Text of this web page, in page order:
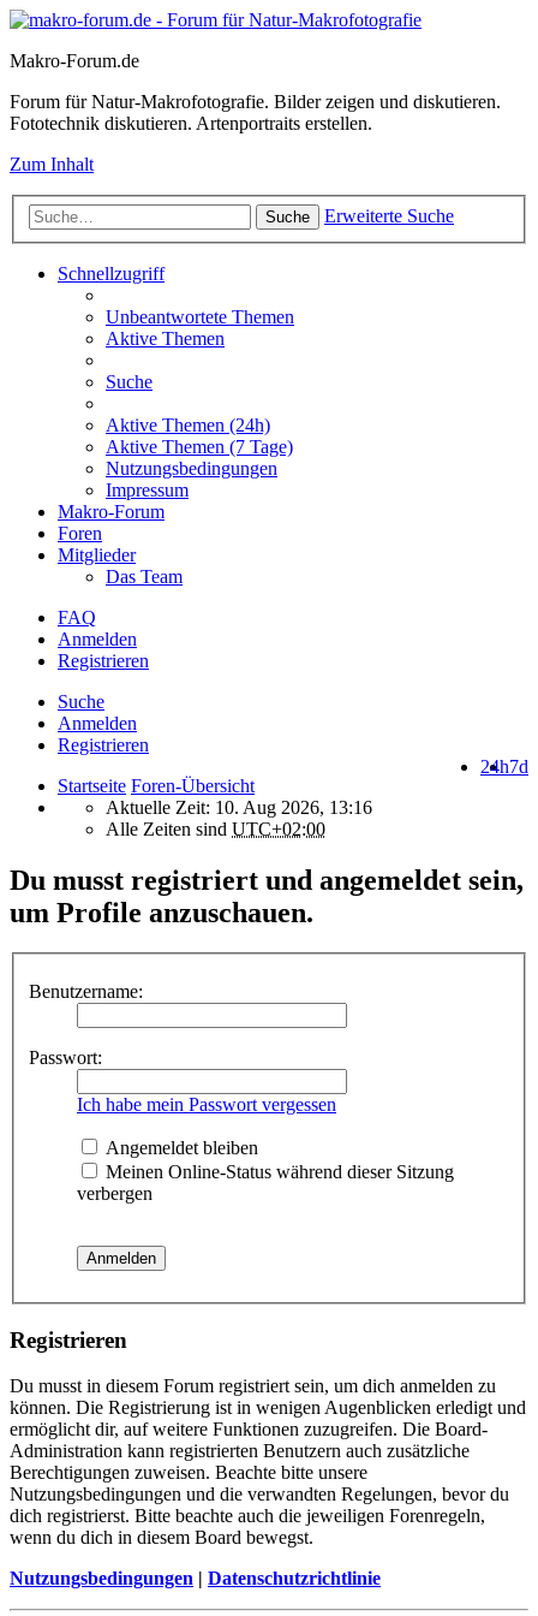
Makro-Forum.de
Forum für Natur-Makrofotografie. Bilder zeigen und diskutieren.
Fototechnik diskutieren. Artenportraits erstellen.
Zum Inhalt
Suche Erweiterte Suche
Schnellzugriff
Unbeantwortete Themen
Aktive Themen
Suche
Aktive Themen (24h)
Aktive Themen (7 Tage)
Nutzungsbedingungen
Impressum
Makro-Forum
Foren
Mitglieder
Das Team
FAQ
Anmelden
Registrieren
Suche
Anmelden
Registrieren
7d
24h
Startseite Foren-Übersicht
Aktuelle Zeit: 10. Aug 2026, 13:16
Alle Zeiten sind UTC+02:00
Du musst registriert und angemeldet sein,
um Profile anzuschauen.
Benutzername:
Passwort:
Ich habe mein Passwort vergessen
Angemeldet bleiben
Meinen Online-Status während dieser Sitzung
verbergen
Registrieren
Du musst in diesem Forum registriert sein, um dich anmelden zu
können. Die Registrierung ist in wenigen Augenblicken erledigt und
ermöglicht dir, auf weitere Funktionen zuzugreifen. Die Board-
Administration kann registrierten Benutzern auch zusätzliche
Berechtigungen zuweisen. Beachte bitte unsere
Nutzungsbedingungen und die verwandten Regelungen, bevor du
dich registrierst. Bitte beachte auch die jeweiligen Forenregeln,
wenn du dich in diesem Board bewegst.
Nutzungsbedingungen | Datenschutzrichtlinie